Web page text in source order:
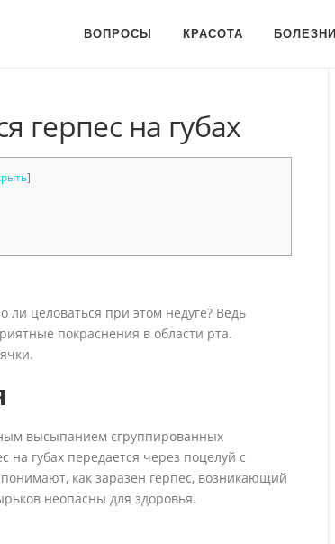
ВОПРОСЫ КРАСОТА БОЛЕЗНИ
герпес на губах
]
ли целоваться при этом недуге? Ведь
покраснения в области рта.
высыпанием сгруппированных
на губах передается через поцелуй с
как заразен герпес, возникающий
неопасны для здоровья.